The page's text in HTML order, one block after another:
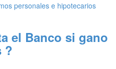
personales e hipotecarios
el Banco si gano
?